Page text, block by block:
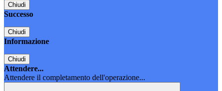
Chiudi
Successo
Chiudi
Informazione
Chiudi
Attendere...
Attendere il completamento dell'operazione...